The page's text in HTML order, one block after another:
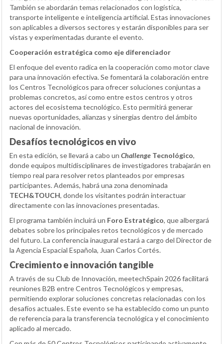
También se abordarán temas relacionados con logística,
transporte inteligente e inteligencia artificial. Estas innovaciones
son aplicables a diversos sectores y estarán disponibles para ser
vistas y experimentadas durante el evento.
Cooperación estratégica como eje diferenciador
El enfoque del evento radica en la cooperación como motor clave
para una innovación efectiva. Se fomentará la colaboración entre
los Centros Tecnológicos para ofrecer soluciones conjuntas a
problemas concretos, así como entre estos centros y otros
actores del ecosistema tecnológico. Esto permitirá generar
nuevas oportunidades, alianzas y sinergias dentro del ámbito
nacional de innovación.
Desafíos tecnológicos en vivo
En esta edición, se llevará a cabo un Challenge Tecnológico,
donde equipos multidisciplinares de investigadores trabajarán en
tiempo real para resolver retos planteados por empresas
participantes. Además, habrá una zona denominada
TECH&TOUCH, donde los visitantes podrán interactuar
directamente con las innovaciones presentadas.
El programa también incluirá un Foro Estratégico, que albergará
debates sobre los principales retos tecnológicos y de mercado
del futuro. La conferencia inaugural estará a cargo del Director de
la Agencia Espacial Española, Juan Carlos Cortés.
Crecimiento e innovación tangible
A través de su Club de Innovación, meetechSpain 2026 facilitará
reuniones B2B entre Centros Tecnológicos y empresas,
permitiendo explorar soluciones concretas relacionadas con los
desafíos actuales. Este evento se ha establecido como un punto
de referencia para la transferencia tecnológica y el conocimiento
aplicado al mercado.